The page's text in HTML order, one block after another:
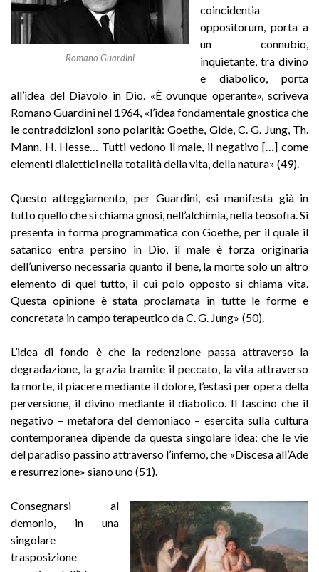
Romano Guardini
coincidentia
oppositorum, porta a
un connubio,
inquietante, tra divino
e diabolico, porta
all’idea del Diavolo in Dio. «È ovunque operante», scriveva
Romano Guardini nel 1964, «l’idea fondamentale gnostica che
le contraddizioni sono polarità: Goethe, Gide, C. G. Jung, Th.
Mann, H. Hesse… Tutti vedono il male, il negativo […] come
elementi dialettici nella totalità della vita, della natura» (49).
Questo atteggiamento, per Guardini, «si manifesta già in
tutto quello che si chiama gnosi, nell’alchimia, nella teosofia. Si
presenta in forma programmatica con Goethe, per il quale il
satanico entra persino in Dio, il male è forza originaria
dell’universo necessaria quanto il bene, la morte solo un altro
elemento di quel tutto, il cui polo opposto si chiama vita.
Questa opinione è stata proclamata in tutte le forme e
concretata in campo terapeutico da C. G. Jung» (50).
L’idea di fondo è che la redenzione passa attraverso la
degradazione, la grazia tramite il peccato, la vita attraverso
la morte, il piacere mediante il dolore, l’estasi per opera della
perversione, il divino mediante il diabolico. Il fascino che il
negativo – metafora del demoniaco – esercita sulla cultura
contemporanea dipende da questa singolare idea: che le vie
del paradiso passino attraverso l’inferno, che «Discesa all’Ade
e resurrezione» siano uno (51).
Consegnarsi al
demonio, in una
singolare
trasposizione